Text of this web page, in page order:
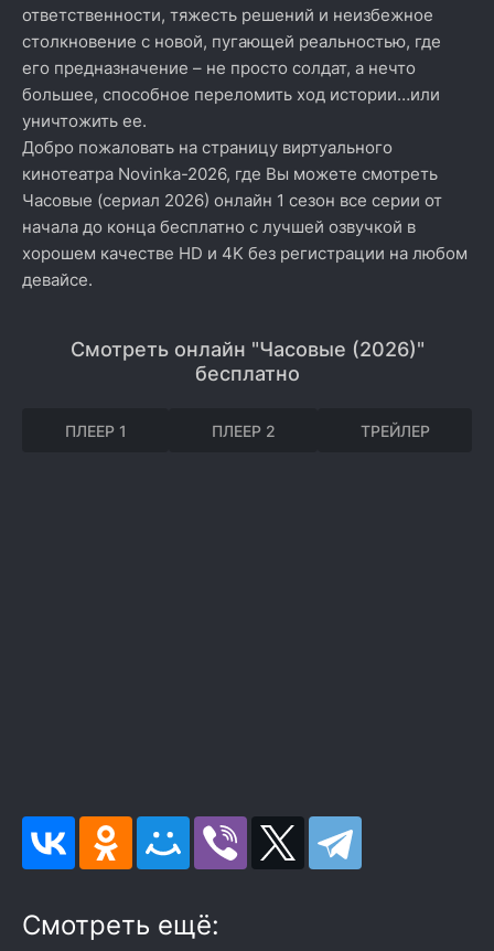
ответственности, тяжесть решений и неизбежное
столкновение с новой, пугающей реальностью, где
его предназначение – не просто солдат, а нечто
большее, способное переломить ход истории…или
уничтожить ее.
Добро пожаловать на страницу виртуального
кинотеатра Novinka-2026, где Вы можете смотреть
Часовые (сериал 2026) онлайн 1 сезон все серии от
начала до конца бесплатно с лучшей озвучкой в
хорошем качестве HD и 4K без регистрации на любом
девайсе.
Смотреть онлайн "Часовые (2026)"
бесплатно
ПЛЕЕР 1 ПЛЕЕР 2 ТРЕЙЛЕР
Смотреть ещё: